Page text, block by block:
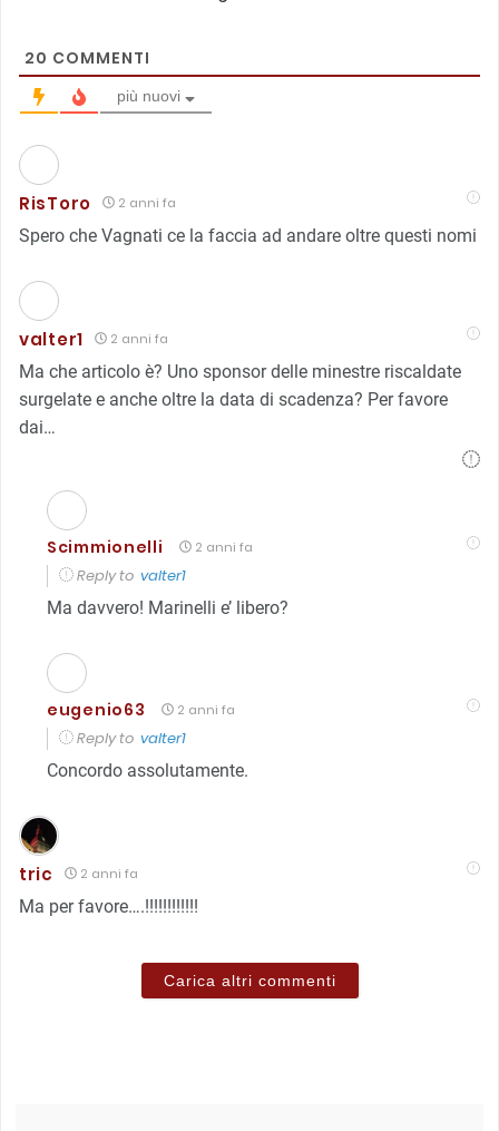
20 COMMENTI
più nuovi
RisToro 2 anni fa
Spero che Vagnati ce la faccia ad andare oltre questi nomi
valter1 2 anni fa
Ma che articolo è? Uno sponsor delle minestre riscaldate
surgelate e anche oltre la data di scadenza? Per favore
dai…
Scimmionelli 2 anni fa
Reply to valter1
Ma davvero! Marinelli e’ libero?
eugenio63 2 anni fa
Reply to valter1
Concordo assolutamente.
tric 2 anni fa
Ma per favore….!!!!!!!!!!!!
Carica altri commenti